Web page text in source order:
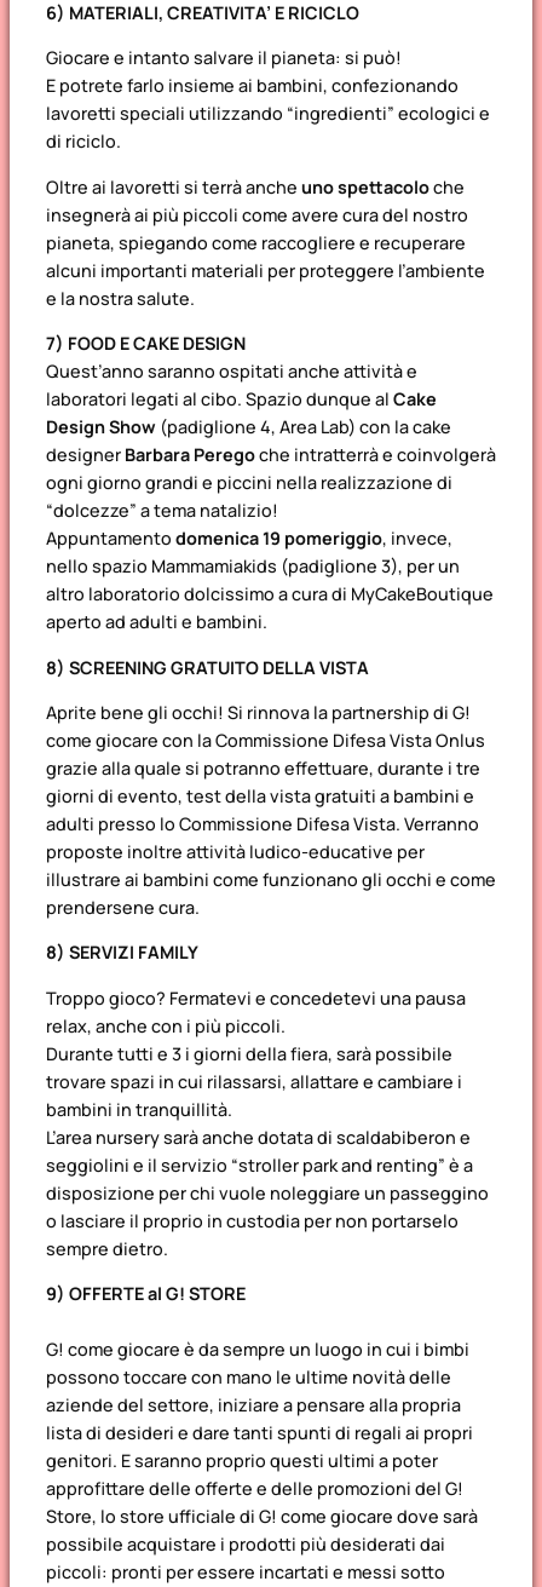
6) MATERIALI, CREATIVITA’ E RICICLO
Giocare e intanto salvare il pianeta: si può!
E potrete farlo insieme ai bambini, confezionando
lavoretti speciali utilizzando “ingredienti” ecologici e
di riciclo.
Oltre ai lavoretti si terrà anche uno spettacoloche
insegnerà ai più piccoli come avere cura del nostro
pianeta, spiegando come raccogliere e recuperare
alcuni importanti materiali per proteggere l’ambiente
e la nostra salute.
7) FOOD E CAKE DESIGN
Quest’anno saranno ospitati anche attività e
laboratori legati al cibo. Spazio dunque al Cake
Design Show (padiglione 4, Area Lab) con la cake
designer Barbara Peregoche intratterrà e coinvolgerà
ogni giorno grandi e piccini nella realizzazione di
“dolcezze” a tema natalizio!
Appuntamento domenica 19 pomeriggio, invece,
nello spazio Mammamiakids (padiglione 3), per un
altro laboratorio dolcissimo a cura di MyCakeBoutique
aperto ad adulti e bambini.
8) SCREENING GRATUITO DELLA VISTA
Aprite bene gli occhi! Si rinnova la partnership di G!
come giocare con la Commissione Difesa Vista Onlus
grazie alla quale si potranno effettuare, durante i tre
giorni di evento, test della vista gratuiti a bambini e
adulti presso lo Commissione Difesa Vista. Verranno
proposte inoltre attività ludico-educative per
illustrare ai bambini come funzionano gli occhi e come
prendersene cura.
8) SERVIZI FAMILY
Troppo gioco? Fermatevi e concedetevi una pausa
relax, anche con i più piccoli.
Durante tutti e 3 i giorni della fiera, sarà possibile
trovare spazi in cui rilassarsi, allattare e cambiare i
bambini in tranquillità.
L’area nursery sarà anche dotata di scaldabiberon e
seggiolini e il servizio “stroller park and renting” è a
disposizione per chi vuole noleggiare un passeggino
o lasciare il proprio in custodia per non portarselo
sempre dietro.
9) OFFERTE al G! STORE
G! come giocare è da sempre un luogo in cui i bimbi
possono toccare con mano le ultime novità delle
aziende del settore, iniziare a pensare alla propria
lista di desideri e dare tanti spunti di regali ai propri
genitori. E saranno proprio questi ultimi a poter
approfittare delle offerte e delle promozioni del G!
Store, lo store ufficiale di G! come giocare dove sarà
possibile acquistare i prodotti più desiderati dai
piccoli: pronti per essere incartati e messi sotto